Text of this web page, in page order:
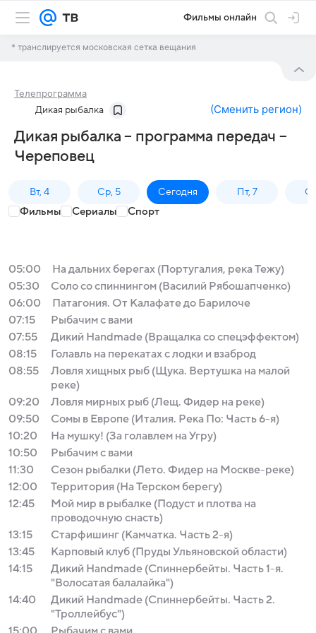
Фильмы онлайн
* транслируется московская сетка вещания
Телепрограмма
Дикая рыбалка (Сменить регион)
Дикая рыбалка – программа передач –
Череповец
Вт, 4 Ср, 5 Сегодня Пт, 7
Фильмы Сериалы Спорт
05:00
На дальних берегах (Португалия, река Тежу)
05:30
Соло со спиннингом (Василий Рябошапченко)
06:00
Патагония. От Калафате до Барилоче
07:15
Рыбачим с вами
07:55
Дикий Handmade (Вращалка со спецэффектом)
08:15
Голавль на перекатах с лодки и взаброд
08:55
Ловля хищных рыб (Щука. Вертушка на малой
реке)
09:20
Ловля мирных рыб (Лещ. Фидер на реке)
09:50
Сомы в Европе (Италия. Река По: Часть 6-я)
10:20
На мушку! (За голавлем на Угру)
10:50
Рыбачим с вами
11:30
Сезон рыбалки (Лето. Фидер на Москве-реке)
12:00
Территория (На Терском берегу)
12:45
Мой мир в рыбалке (Подуст и плотва на
проводочную снасть)
13:15
Старфишинг (Камчатка. Часть 2-я)
13:45
Карповый клуб (Пруды Ульяновской области)
14:15
Дикий Handmade (Спиннербейты. Часть 1-я.
"Волосатая балалайка")
14:40
Дикий Handmade (Спиннербейты. Часть 2.
"Троллейбус")